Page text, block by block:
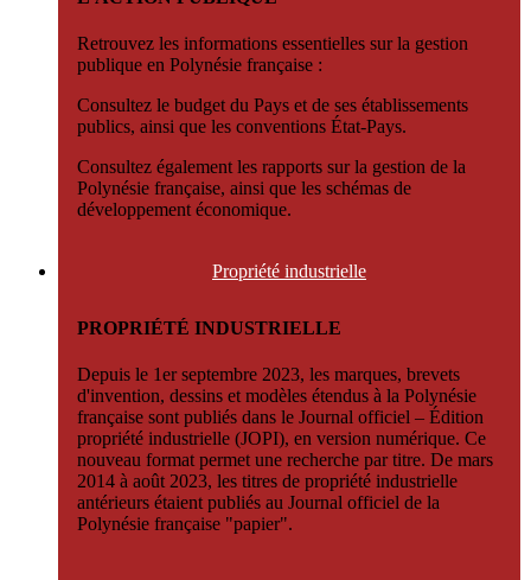
Retrouvez les informations essentielles sur la gestion
publique en Polynésie française :
Consultez le budget du Pays et de ses établissements
publics, ainsi que les conventions État-Pays.
Consultez également les rapports sur la gestion de la
Polynésie française, ainsi que les schémas de
développement économique.
Propriété industrielle
PROPRIÉTÉ INDUSTRIELLE
Depuis le 1er septembre 2023, les marques, brevets
d'invention, dessins et modèles étendus à la Polynésie
française sont publiés dans le Journal officiel – Édition
propriété industrielle (JOPI), en version numérique. Ce
nouveau format permet une recherche par titre. De mars
2014 à août 2023, les titres de propriété industrielle
antérieurs étaient publiés au Journal officiel de la
Polynésie française "papier".